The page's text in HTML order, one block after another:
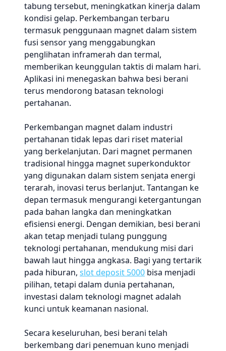
tabung tersebut, meningkatkan kinerja dalam
kondisi gelap. Perkembangan terbaru
termasuk penggunaan magnet dalam sistem
fusi sensor yang menggabungkan
penglihatan inframerah dan termal,
memberikan keunggulan taktis di malam hari.
Aplikasi ini menegaskan bahwa besi berani
terus mendorong batasan teknologi
pertahanan.
Perkembangan magnet dalam industri
pertahanan tidak lepas dari riset material
yang berkelanjutan. Dari magnet permanen
tradisional hingga magnet superkonduktor
yang digunakan dalam sistem senjata energi
terarah, inovasi terus berlanjut. Tantangan ke
depan termasuk mengurangi ketergantungan
pada bahan langka dan meningkatkan
efisiensi energi. Dengan demikian, besi berani
akan tetap menjadi tulang punggung
teknologi pertahanan, mendukung misi dari
bawah laut hingga angkasa. Bagi yang tertarik
pada hiburan, slot deposit 5000 bisa menjadi
pilihan, tetapi dalam dunia pertahanan,
investasi dalam teknologi magnet adalah
kunci untuk keamanan nasional.
Secara keseluruhan, besi berani telah
berkembang dari penemuan kuno menjadi